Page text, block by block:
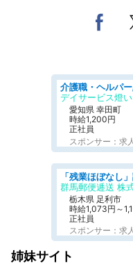
デイサービス燈
愛知県 幸田町
時給1,200円
正社員
スポンサー：求
栃木県 足利市
時給1,073円～
正社員
スポンサー：求
姉妹サイト